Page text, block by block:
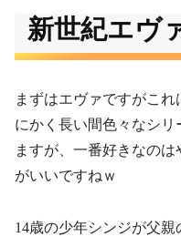
新世紀エヴ
まずはエヴァですがこ
にかく長い間色々なシリ
ますが、一番好きなの
がいいですねｗ
14歳の少年シンジが父